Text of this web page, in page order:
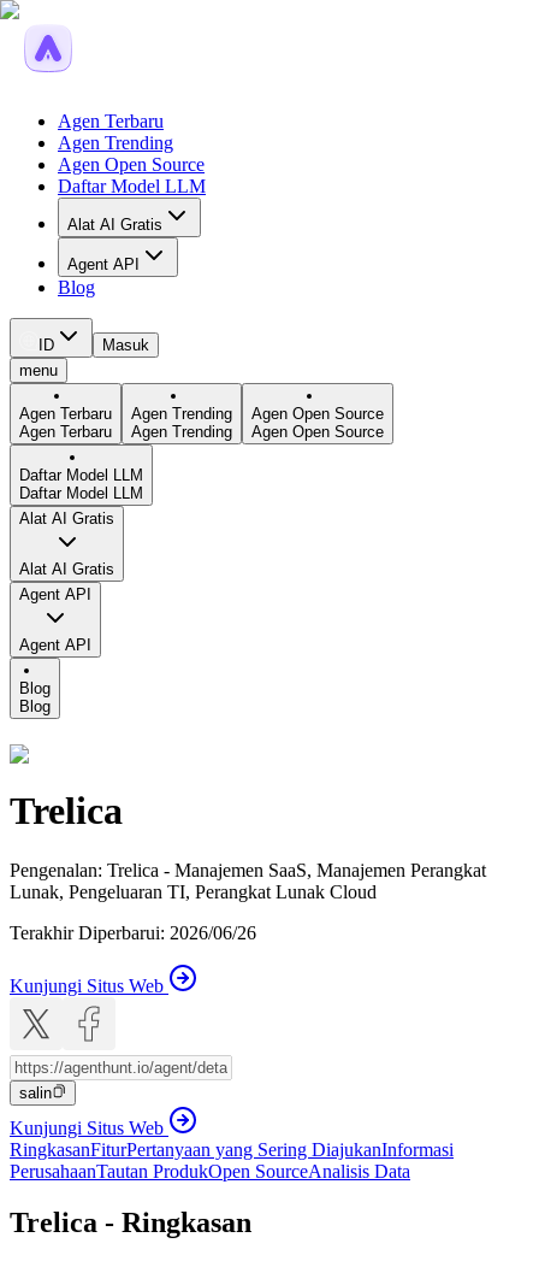
Agen Terbaru
Agen Trending
Agen Open Source
Daftar Model LLM
Alat AI Gratis
Agent API
Blog
ID
Masuk
menu
Agen Terbaru
Agen Terbaru
Agen Trending
Agen Trending
Agen Open Source
Agen Open Source
Daftar Model LLM
Daftar Model LLM
Alat AI Gratis
Alat AI Gratis
Agent API
Agent API
Blog
Blog
Trelica
Pengenalan: Trelica - Manajemen SaaS, Manajemen Perangkat
Lunak, Pengeluaran TI, Perangkat Lunak Cloud
Terakhir Diperbarui: 2026/06/26
Kunjungi Situs Web
salin
Kunjungi Situs Web
RingkasanFiturPertanyaan yang Sering DiajukanInformasi
PerusahaanTautan ProdukOpen SourceAnalisis Data
Trelica - Ringkasan